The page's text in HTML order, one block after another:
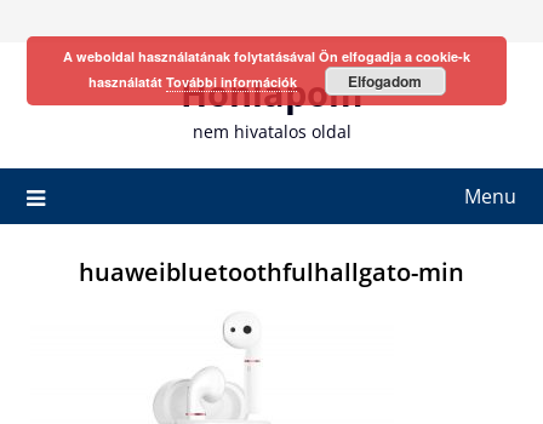
Honlapom
nem hivatalos oldal
Menu
huaweibluetoothfulhallgato-min
A weboldal használatának folytatásával Ön elfogadja a cookie-k
használatát További információk Elfogadom